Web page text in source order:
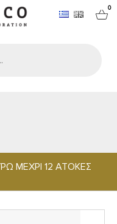
0
ΜΕΧΡΙ 12 ΑΤΟΚΕΣ